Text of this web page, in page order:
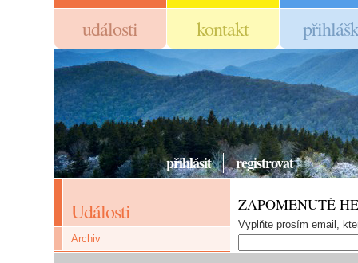
události kontakt
přihlásit registrovat
ZAPOMENUTÉ
Vyplňte prosím email,
Události
Archiv